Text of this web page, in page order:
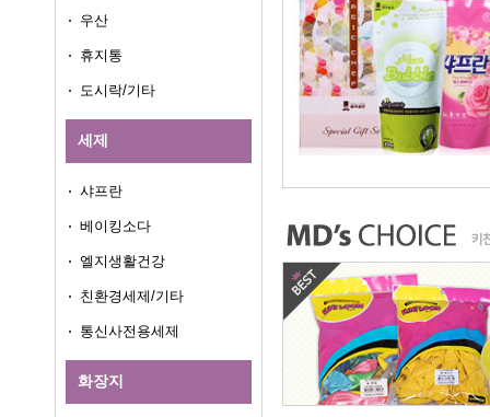
우산
휴지통
도시락/기타
세제
샤프란
베이킹소다
엘지생활건강
친환경세제/기타
통신사전용세제
화장지